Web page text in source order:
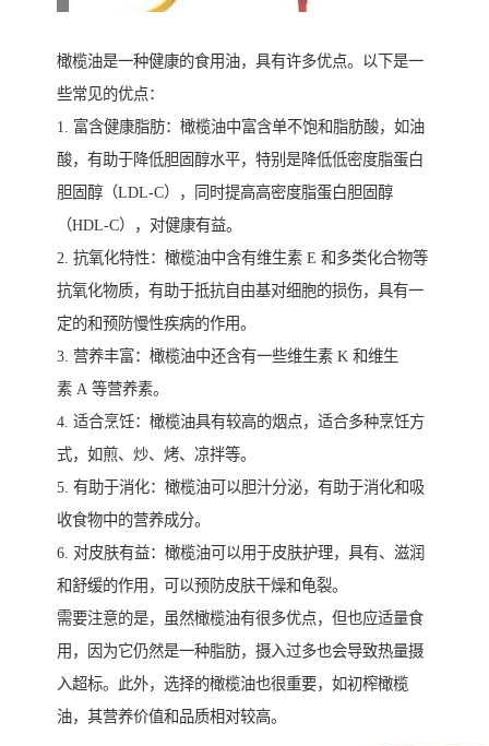
橄榄油是一种健康的食用油，具有许多优点。以下是一
些常见的优点：
1. 富含健康脂肪：橄榄油中富含单不饱和脂肪酸，如油
酸，有助于降低胆固醇水平，特别是降低低密度脂蛋白
胆固醇（LDL-C），同时提高高密度脂蛋白胆固醇
（HDL-C），对健康有益。
2. 抗氧化特性：橄榄油中含有维生素 E 和多类化合物等
抗氧化物质，有助于抵抗自由基对细胞的损伤，具有一
定的和预防慢性疾病的作用。
3. 营养丰富：橄榄油中还含有一些维生素 K 和维生
素 A 等营养素。
4. 适合烹饪：橄榄油具有较高的烟点，适合多种烹饪方
式，如煎、炒、烤、凉拌等。
5. 有助于消化：橄榄油可以胆汁分泌，有助于消化和吸
收食物中的营养成分。
6. 对皮肤有益：橄榄油可以用于皮肤护理，具有、滋润
和舒缓的作用，可以预防皮肤干燥和龟裂。
需要注意的是，虽然橄榄油有很多优点，但也应适量食
用，因为它仍然是一种脂肪，摄入过多也会导致热量摄
入超标。此外，选择的橄榄油也很重要，如初榨橄榄
油，其营养价值和品质相对较高。